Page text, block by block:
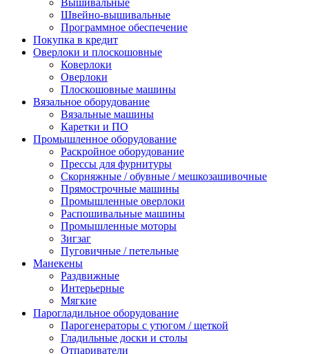
Вышивальные
Швейно-вышивальные
Программное обеспечение
Покупка в кредит
Оверлоки и плоскошовные
Коверлоки
Оверлоки
Плоскошовные машины
Вязальное оборудование
Вязальные машины
Каретки и ПО
Промышленное оборудование
Раскройное оборудование
Прессы для фурнитуры
Скорняжные / обувные / мешкозашивочные
Прямострочные машины
Промышленные оверлоки
Распошивальные машины
Промышленные моторы
Зигзаг
Пуговичные / петельные
Манекены
Раздвижные
Интерьерные
Мягкие
Парогладильное оборудование
Парогенераторы с утюгом / щеткой
Гладильные доски и столы
Отпариватели